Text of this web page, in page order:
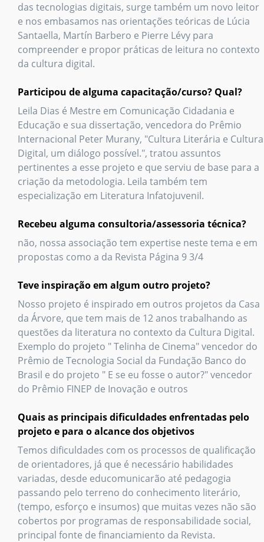
das tecnologias digitais, surge também um novo leitor
e nos embasamos nas orientações teóricas de Lúcia
Santaella, Martín Barbero e Pierre Lévy para
compreender e propor práticas de leitura no contexto
da cultura digital.
Participou de alguma capacitação/curso? Qual?
Leila Dias é Mestre em Comunicação Cidadania e
Educação e sua dissertação, vencedora do Prêmio
Internacional Peter Murany, "Cultura Literária e Cultura
Digital, um diálogo possível.", tratou assuntos
pertinentes a esse projeto e que serviu de base para a
criação da metodologia. Leila também tem
especialização em Literatura Infatojuvenil.
Recebeu alguma consultoria/assessoria técnica?
não, nossa associação tem expertise neste tema e em
propostas como a da Revista Página 9 3/4
Teve inspiração em algum outro projeto?
Nosso projeto é inspirado em outros projetos da Casa
da Árvore, que tem mais de 12 anos trabalhando as
questões da literatura no contexto da Cultura Digital.
Exemplo do projeto " Telinha de Cinema" vencedor do
Prêmio de Tecnologia Social da Fundação Banco do
Brasil e do projeto " E se eu fosse o autor?" vencedor
do Prêmio FINEP de Inovação e outros
Quais as principais dificuldades enfrentadas pelo
projeto e para o alcance dos objetivos
Temos dificuldades com os processos de qualificação
de orientadores, já que é necessário habilidades
variadas, desde educomunicarão até pedagogia
passando pelo terreno do conhecimento literário,
(tempo, esforço e insumos) que muitas vezes não são
cobertos por programas de responsabilidade social,
principal fonte de financiamiento da Revista.